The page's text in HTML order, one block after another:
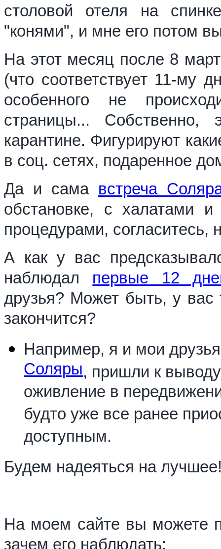
столовой отеля на
"конями", и мне его потом
На этот месяц после 8
(что соответствует 11-му
особенного не
страницы...
карантине. Фигурируют
в соц. сетях, подаренное
Да и сама встреча
обстановке, с халатами
процедурами, согласитесь,
А как у вас
наблюдал первые 12
друзья? Может быть, у вас
закончится?
Например, я и мои
Соляры, пришли к
оживление в
будто уже все ранее
доступным.
Будем надеяться на
На моем сайте вы можете
зачем его наблюдать: